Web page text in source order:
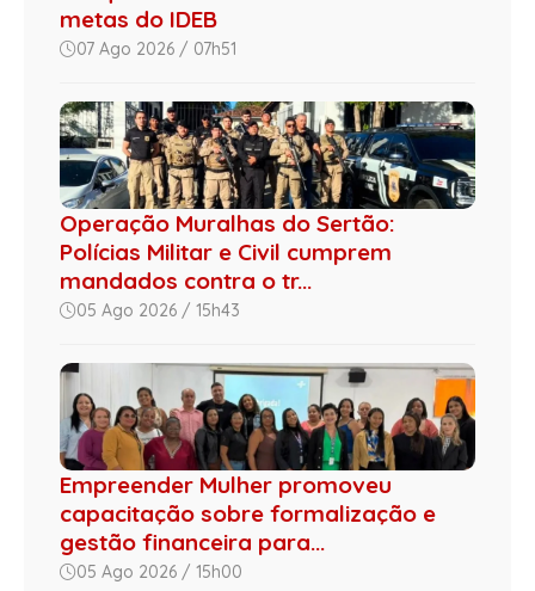
metas do IDEB
07 Ago 2026 / 07h51
Operação Muralhas do Sertão:
Polícias Militar e Civil cumprem
mandados contra o tr...
05 Ago 2026 / 15h43
Empreender Mulher promoveu
capacitação sobre formalização e
gestão financeira para...
05 Ago 2026 / 15h00